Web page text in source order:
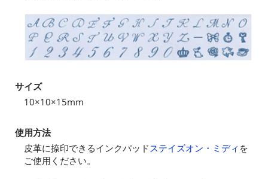
サイズ
10×10×15mm
使用方法
皮革に捺印できるインクパッドステイズオン・ミディ を
ご使用ください。